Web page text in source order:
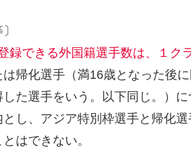
録できる外国籍選手数は、１ク
帰化選手（満16歳となった後
た選手をいう。以下同じ。）
し、アジア特別枠選手と帰化
はできない。